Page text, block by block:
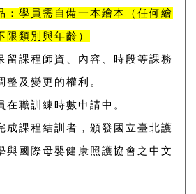
： 學員需自備一本繪本（任何繪
限類別與年齡）
留課程師資、內容、時段等課務
整及變更的權利。
職訓練時數申請中。
課程結訓者，頒發國立臺北護
與國際母嬰健康照護協會之中文